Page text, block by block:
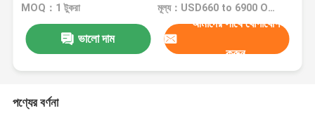
MOQ：1 টুকরা মূল্য：USD660 to 6900 One Piece
ভালো দাম
আমাদের সাথে যোগাযোগ
করুন
পণ্যের বর্ণনা